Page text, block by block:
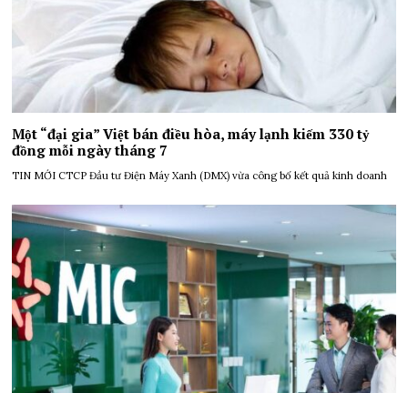
Một “đại gia” Việt bán điều hòa, máy lạnh kiếm 330 tỷ
đồng mỗi ngày tháng 7
TIN MỚI CTCP Đầu tư Điện Máy Xanh (DMX) vừa công bố kết quả kinh doanh